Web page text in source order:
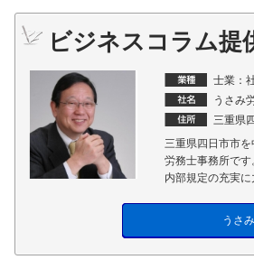
ビジネスコラム提
士業：
うさみ
三重県
三重県四日市市
労務士事務所で
内部規定の充実に
うさ